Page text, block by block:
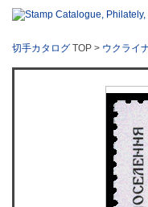
切手カタログ TOP > ウクライ